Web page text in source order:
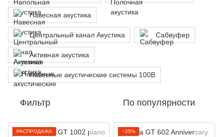
Навесная акустика
Центральный канал Акустика Сабвуфер
Активная акустика
Навесные акустические системы 100В
Фильтр По популярности
РАСПРОДАЖА
−25%